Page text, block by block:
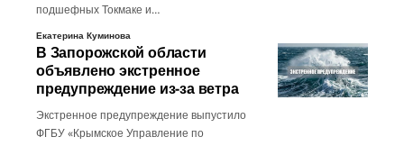
подшефных Токмаке и…
Екатерина Куминова
В Запорожской области
объявлено экстренное
предупреждение из-за ветра
Экстренное предупреждение выпустило
ФГБУ «Крымское Управление по